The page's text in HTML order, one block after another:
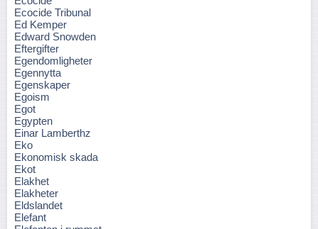
Ecocide Tribunal
Ed Kemper
Edward Snowden
Eftergifter
Egendomligheter
Egennytta
Egenskaper
Egoism
Egot
Egypten
Einar Lamberthz
Eko
Ekonomisk skada
Ekot
Elakhet
Elakheter
Eldslandet
Elefant